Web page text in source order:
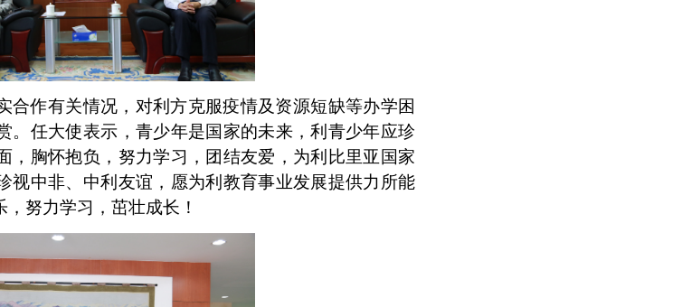
合作有关情况，对利方克服疫情及资源短缺等办学困
。任大使表示，青少年是国家的未来，利青少年应珍
，胸怀抱负，努力学习，团结友爱，为利比里亚国家
视中非、中利友谊，愿为利教育事业发展提供力所能
努力学习，茁壮成长！